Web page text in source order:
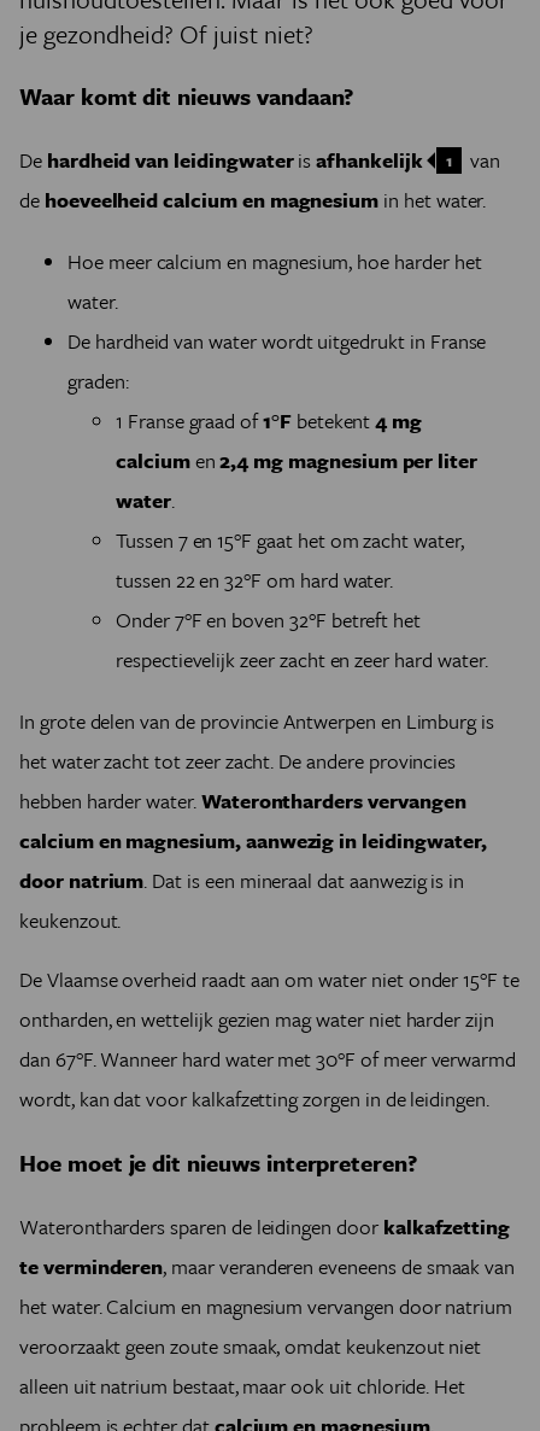
je gezondheid? Of juist niet?
Waar komt dit nieuws vandaan?
De hardheid van leidingwaterisafhankelijk 1
van
de hoeveelheidcalcium en magnesium in het water.
Hoe meer calcium en magnesium, hoe harder het
water.
De hardheid van water wordt uitgedrukt in Franse
graden:
1 Franse graad of1°Fbetekent4 mg
calciumen2,4 mg magnesium per liter
water.
Tussen 7 en 15°F gaat het om zacht water,
tussen 22 en 32°F om hard water.
Onder 7°F en boven 32°F betreft het
respectievelijk zeer zacht en zeer hard water.
In grote delen van de provincie Antwerpen en Limburg is
het water zacht tot zeer zacht. De andere provincies
hebben harder water.Waterontharders vervangen
calcium en magnesium, aanwezig in leidingwater,
door natrium. Dat is een mineraal dat aanwezig is in
keukenzout.
De Vlaamse overheid raadt aan om water niet onder 15°F te
ontharden, en wettelijk gezien mag water niet harder zijn
dan 67°F. Wanneer hard water met 30°F of meer verwarmd
wordt, kan dat voor kalkafzetting zorgen in de leidingen.
Hoe moet je dit nieuws interpreteren?
Waterontharders sparen de leidingen door kalkafzetting
te verminderen, maar veranderen eveneens de smaak van
het water. Calcium en magnesium vervangen door natrium
veroorzaakt geen zoute smaak, omdat keukenzout niet
alleen uit natrium bestaat, maar ook uit chloride. Het